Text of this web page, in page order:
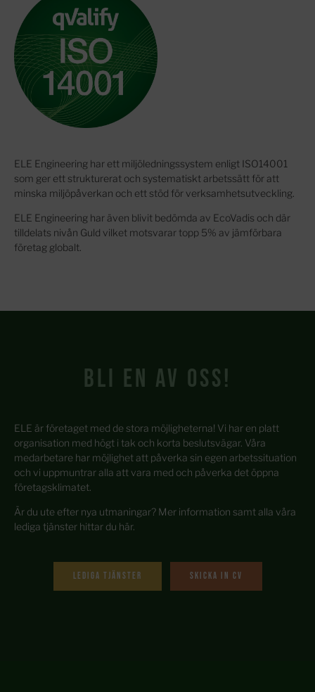
ELE Engineering har ett miljöledningssystem enligt ISO14001
som ger ett strukturerat och systematiskt arbetssätt för att
minska miljöpåverkan och ett stöd för verksamhetsutveckling.
ELE Engineering har även blivit bedömda av EcoVadis och där
tilldelats nivån Guld vilket motsvarar topp 5% av jämförbara
företag globalt.
Bli en av oss!
ELE är företaget med de stora möjligheterna! Vi har en platt
organisation med högt i tak och korta beslutsvägar. Våra
medarbetare har möjlighet att påverka sin egen arbetssituation
och vi uppmuntrar alla att vara med och påverka det öppna
företagsklimatet.
Är du ute efter nya utmaningar? Mer information samt alla våra
lediga tjänster hittar du här.
Lediga tjänster Skicka in cv